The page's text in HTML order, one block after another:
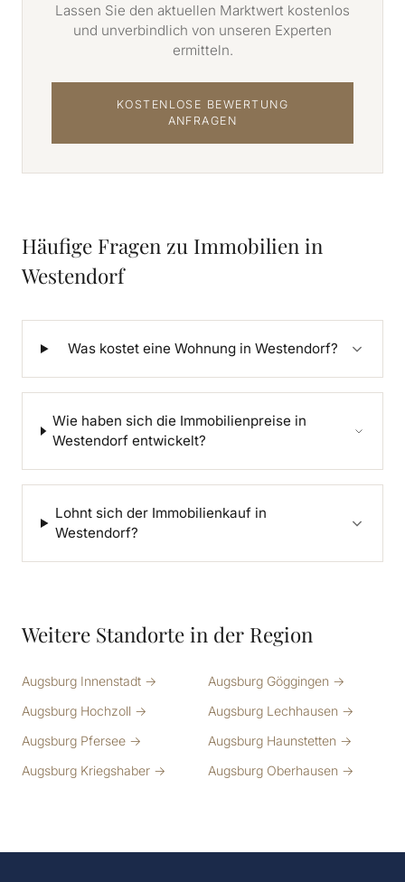
Lassen Sie den aktuellen Marktwert kostenlos
und unverbindlich von unseren Experten
ermitteln.
KOSTENLOSE BEWERTUNG
ANFRAGEN
Häufige Fragen zu Immobilien in
Westendorf
Was kostet eine Wohnung in Westendorf?
Wie haben sich die Immobilienpreise in
Westendorf entwickelt?
Lohnt sich der Immobilienkauf in
Westendorf?
Weitere Standorte in der Region
Augsburg Innenstadt →
Augsburg Göggingen →
Augsburg Hochzoll →
Augsburg Lechhausen →
Augsburg Pfersee →
Augsburg Haunstetten →
Augsburg Kriegshaber →
Augsburg Oberhausen →